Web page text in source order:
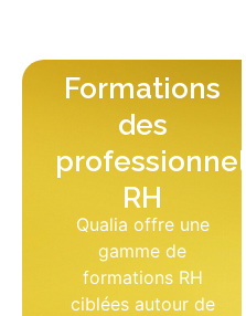
Formations
des
professionnels
RH
Qualia offre une
gamme de
formations RH
ciblées autour de